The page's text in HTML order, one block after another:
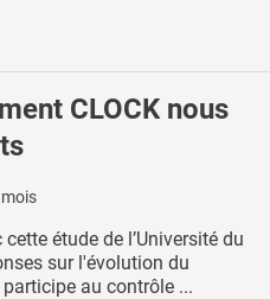
CLOCK nous
étude de l’Université du
sur l'évolution du
au contrôle ...